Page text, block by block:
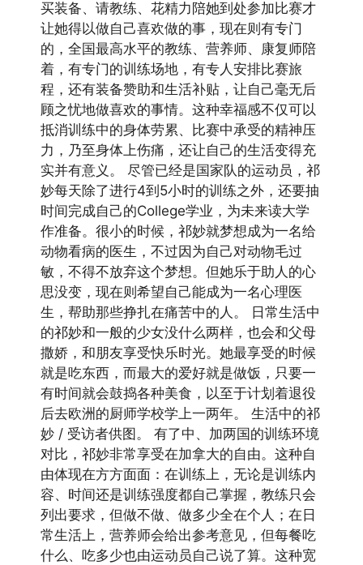
买装备、请教练、花精力陪她到处参加比赛才
让她得以做自己喜欢做的事，现在则有专门
的，全国最高水平的教练、营养师、康复师陪
着，有专门的训练场地，有专人安排比赛旅
程，还有装备赞助和生活补贴，让自己毫无后
顾之忧地做喜欢的事情。这种幸福感不仅可以
抵消训练中的身体劳累、比赛中承受的精神压
力，乃至身体上伤痛，还让自己的生活变得充
实并有意义。 尽管已经是国家队的运动员，祁
妙每天除了进行4到5小时的训练之外，还要抽
时间完成自己的College学业，为未来读大学
作准备。很小的时候，祁妙就梦想成为一名给
动物看病的医生，不过因为自己对动物毛过
敏，不得不放弃这个梦想。但她乐于助人的心
思没变，现在则希望自己能成为一名心理医
生，帮助那些挣扎在痛苦中的人。 日常生活中
的祁妙和一般的少女没什么两样，也会和父母
撒娇，和朋友享受快乐时光。她最享受的时候
就是吃东西，而最大的爱好就是做饭，只要一
有时间就会鼓捣各种美食，以至于计划着退役
后去欧洲的厨师学校学上一两年。 生活中的祁
妙 / 受访者供图。 有了中、加两国的训练环境
对比，祁妙非常享受在加拿大的自由。这种自
由体现在方方面面：在训练上，无论是训练内
容、时间还是训练强度都自己掌握，教练只会
列出要求，但做不做、做多少全在个人；在日
常生活上，营养师会给出参考意见，但每餐吃
什么、吃多少也由运动员自己说了算。这种宽